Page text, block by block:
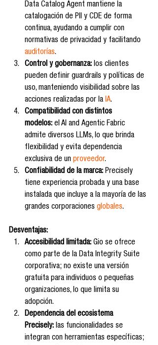
Data Catalog Agent mantiene la
catalogación de PII y CDE de forma
continua, ayudando a cumplir con
normativas de privacidad y facilitando
auditorías.
Control y gobernanza: los clientes
pueden definir guardrails y políticas de
uso, manteniendo visibilidad sobre las
acciones realizadas por la IA.
Compatibilidad con distintos
modelos: el AI and Agentic Fabric
admite diversos LLMs, lo que brinda
flexibilidad y evita dependencia
exclusiva de un proveedor.
Confiabilidad de la marca: Precisely
tiene experiencia probada y una base
instalada que incluye a la mayoría de las
grandes corporaciones globales.
Desventajas:
Accesibilidad limitada: Gio se ofrece
como parte de la Data Integrity Suite
corporativa; no existe una versión
gratuita para individuos o pequeñas
organizaciones, lo que limita su
adopción.
Dependencia del ecosistema
Precisely: las funcionalidades se
integran con herramientas específicas;